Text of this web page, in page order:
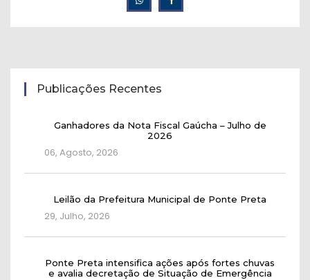
Publicações Recentes
Ganhadores da Nota Fiscal Gaúcha – Julho de
2026
06, Agosto, 2026
Leilão da Prefeitura Municipal de Ponte Preta
29, Julho, 2026
Ponte Preta intensifica ações após fortes chuvas
e avalia decretação de Situação de Emergência